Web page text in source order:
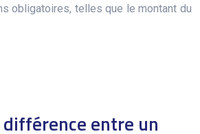
obligatoires, telles que le montant du
entre un